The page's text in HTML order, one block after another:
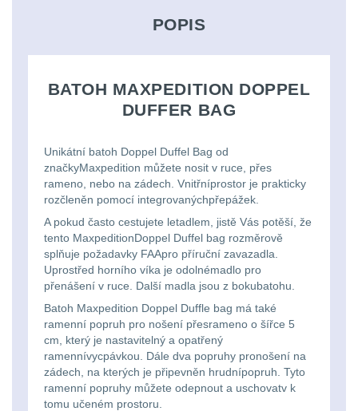
Objednávky
1000
2000
Nad
2000
Dětské
Brašne
tašky
Ledvinky
Duffle
bagy
Univerzalní
tašky
reliéf
dlouhé
vzdálenosti
Multi-
range
Krátka
střední
vzdálenost
pláštěnky
Čepice,
kukly,
šátky
Chrániče
sluchu
Nášivky
Ostatní
baterie3
baterie 8
Svítilny pro 21700
baterie3
Svítilny pro 26650
baterie1
Svítilny pro CR123A
nebo Li-ion 16340
baterie 5
Čelové svetlá - čelovky3
POPIS
BATOH MAXPEDITION DOPPEL
DUFFER BAG
Unikátní batoh Doppel Duffel Bag od
značkyMaxpedition můžete nosit v ruce, přes
rameno, nebo na zádech. Vnitřníprostor je prakticky
rozčleněn pomocí integrovanýchpřepážek.
A pokud často cestujete letadlem, jistě Vás potěší, že
tento MaxpeditionDoppel Duffel bag rozměrově
splňuje požadavky FAApro příruční zavazadla.
Uprostřed horního víka je odolnémadlo pro
přenášení v ruce. Další madla jsou z bokubatohu.
Batoh Maxpedition Doppel Duffle bag má také
ramenní popruh pro nošení přesrameno o šířce 5
cm, který je nastavitelný a opatřený
ramennívycpávkou. Dále dva popruhy pronošení na
zádech, na kterých je připevněn hrudnípopruh. Tyto
ramenní popruhy můžete odepnout a uschovatv k
tomu učeném prostoru.